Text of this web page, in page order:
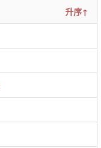
升序↑